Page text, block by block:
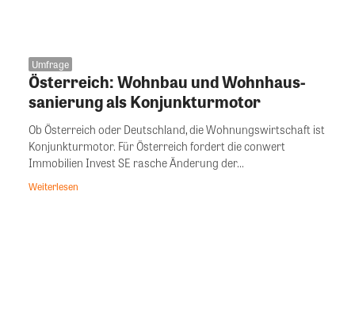
Umfrage
Österreich: Wohnbau und Wohnhaus-
sanierung als Konjunkturmotor
Ob Österreich oder Deutschland, die Wohnungswirtschaft ist
Konjunkturmotor. Für Österreich fordert die conwert
Immobilien Invest SE rasche Änderung der...
Weiterlesen